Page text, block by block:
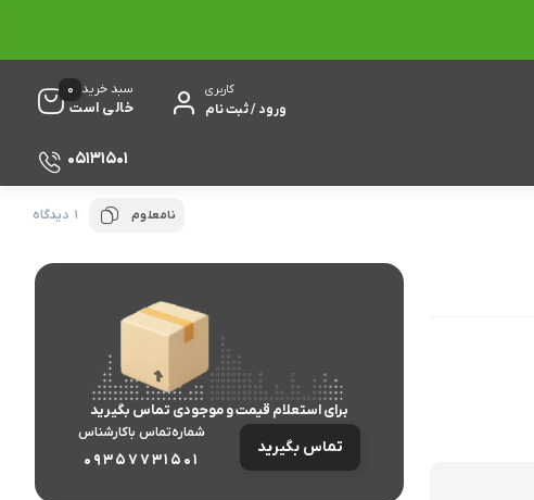
کاربری
ورود / ثبت نام
سبد خرید
خالی است
0
05131501
نامعلوم 1 دیدگاه
برای استعلام قیمت و موجودی تماس بگیرید
تماس بگیرید
شماره‌تماس‌ با‌کارشناس
09357731501